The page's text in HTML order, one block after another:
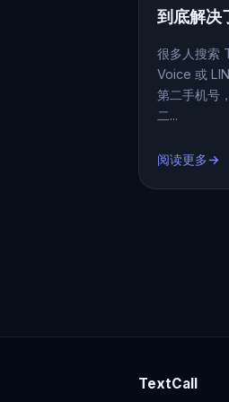
到底解决
很多人搜索
Voice 或
第二手机号
二...
阅读更多→
TextCall